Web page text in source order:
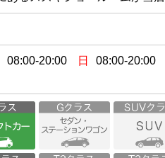
08:00-20:00 日
08:00-20:00